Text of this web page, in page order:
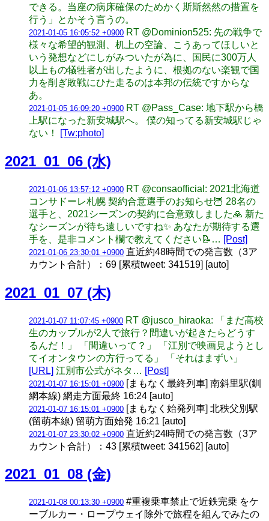
できる。当座の病床確保のためかく斯斯然然の措置を
行う」とかそう言うの。
2021-01-05 16:05:52 +0900 RT @Dominion525: 先の戦争で
様々な希望的観測、机上の空論、こうあってほしいと
いう発想などにしがみついたが為に、国民に300万人
以上もの犠牲者が出したように、根拠のない楽観で国
力を削ぎ敗戦にひた走るのは本邦の伝統ですからな
あ。
2021-01-05 16:09:20 +0900 RT @Pass_Case: 地下駅から橋
上駅になった新安城駅へ。 僕の知ってる新安城駅じゃ
ない！
[Tw:photo]
2021_01_06 (水)
2021-01-06 13:57:12 +0900 RT @consaofficial: 2021北海道
コンサドーレ札幌 契約合意選手のお知らせ🦉 28名の
選手と、2021シーズンの契約に合意致しました🙏 新た
なシーズンが待ち遠しいですね✨ あなたが期待する選
手を、是非コメント欄で教えてください📝… [Post]
2021-01-06 23:30:01 +0900 直近約48時間での発言数（3ア
カウント合計）：69 [累積tweet: 341519] [auto]
2021_01_07 (木)
2021-01-07 11:07:45 +0900 RT @jusco_hiraoka: 「まだ高校
生のカップルが2人で旅行？間違いが起きたらどうす
るんだ！」 「間違いって？」 「江別で映画見ようとし
てイオンタウンの方行ってる」 「それはまずい」
[URL] 江別市公式がネタ… [Post]
2021-01-07 16:15:01 +0900 [まもなく最終列車] 南斜里駅(釧
網本線) 網走方面最終 16:24 [auto]
2021-01-07 16:15:01 +0900 [まもなく始発列車] 北秩父別駅
(留萌本線) 留萌方面始発 16:21 [auto]
2021-01-07 23:30:02 +0900 直近約24時間での発言数（3ア
カウント合計）：43 [累積tweet: 341562] [auto]
2021_01_08 (金)
2021-01-08 00:13:30 +0900 #重複乗車禁止で近鉄完乗 をケ
ーブルカー・ロープウェイ除外で旅程を組んでみたの